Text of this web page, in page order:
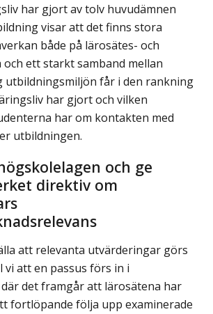
har gjort av tolv huvudämnen
visar att det finns stora
både på lärosätes- och
ett starkt samband mellan
utbildningsmiljön får i den rankning
har gjort och vilken
har om kontakten med
utbildningen.
och ge
direktiv om
att relevanta utvärderingar görs
att en passus förs in i
det framgår att lärosätena har
fortlöpande följa upp examinerade